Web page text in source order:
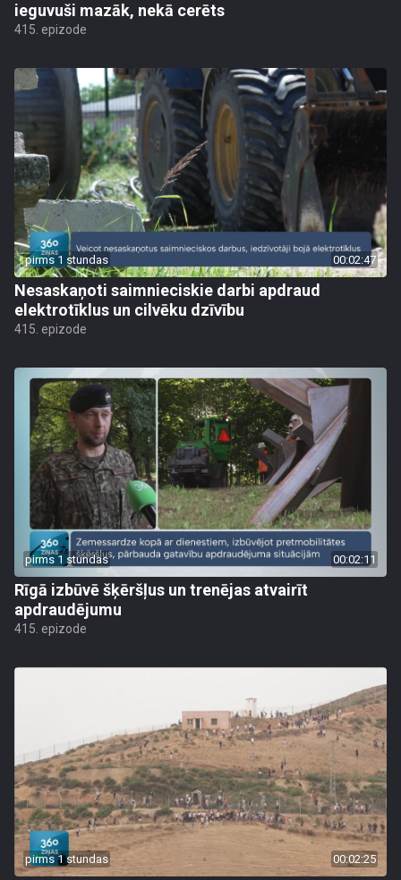
ieguvuši mazāk, nekā cerēts
415. epizode
pirms 1 stundas 00:02:47
Nesaskaņoti saimnieciskie darbi apdraud
elektrotīklus un cilvēku dzīvību
415. epizode
pirms 1 stundas 00:02:11
Rīgā izbūvē šķēršļus un trenējas atvairīt
apdraudējumu
415. epizode
pirms 1 stundas 00:02:25